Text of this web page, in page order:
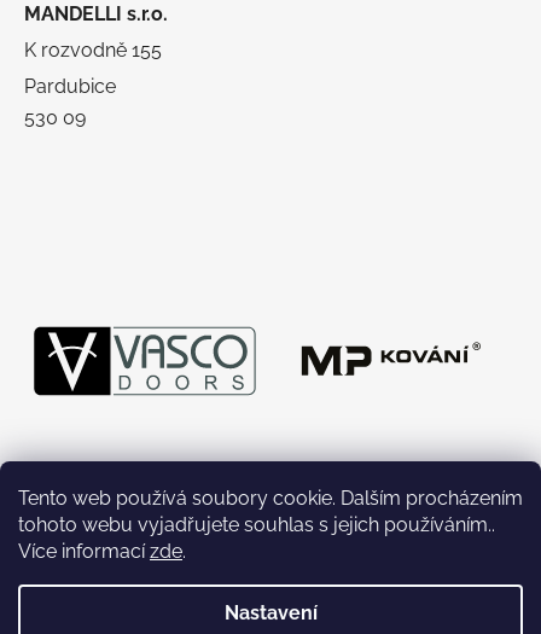
Tento web používá soubory cookie. Dalším procházením
tohoto webu vyjadřujete souhlas s jejich používáním..
Více informacízde.
Nastavení
MANDELLI s.r.o.
K rozvodně 155
Pardubice
530 09